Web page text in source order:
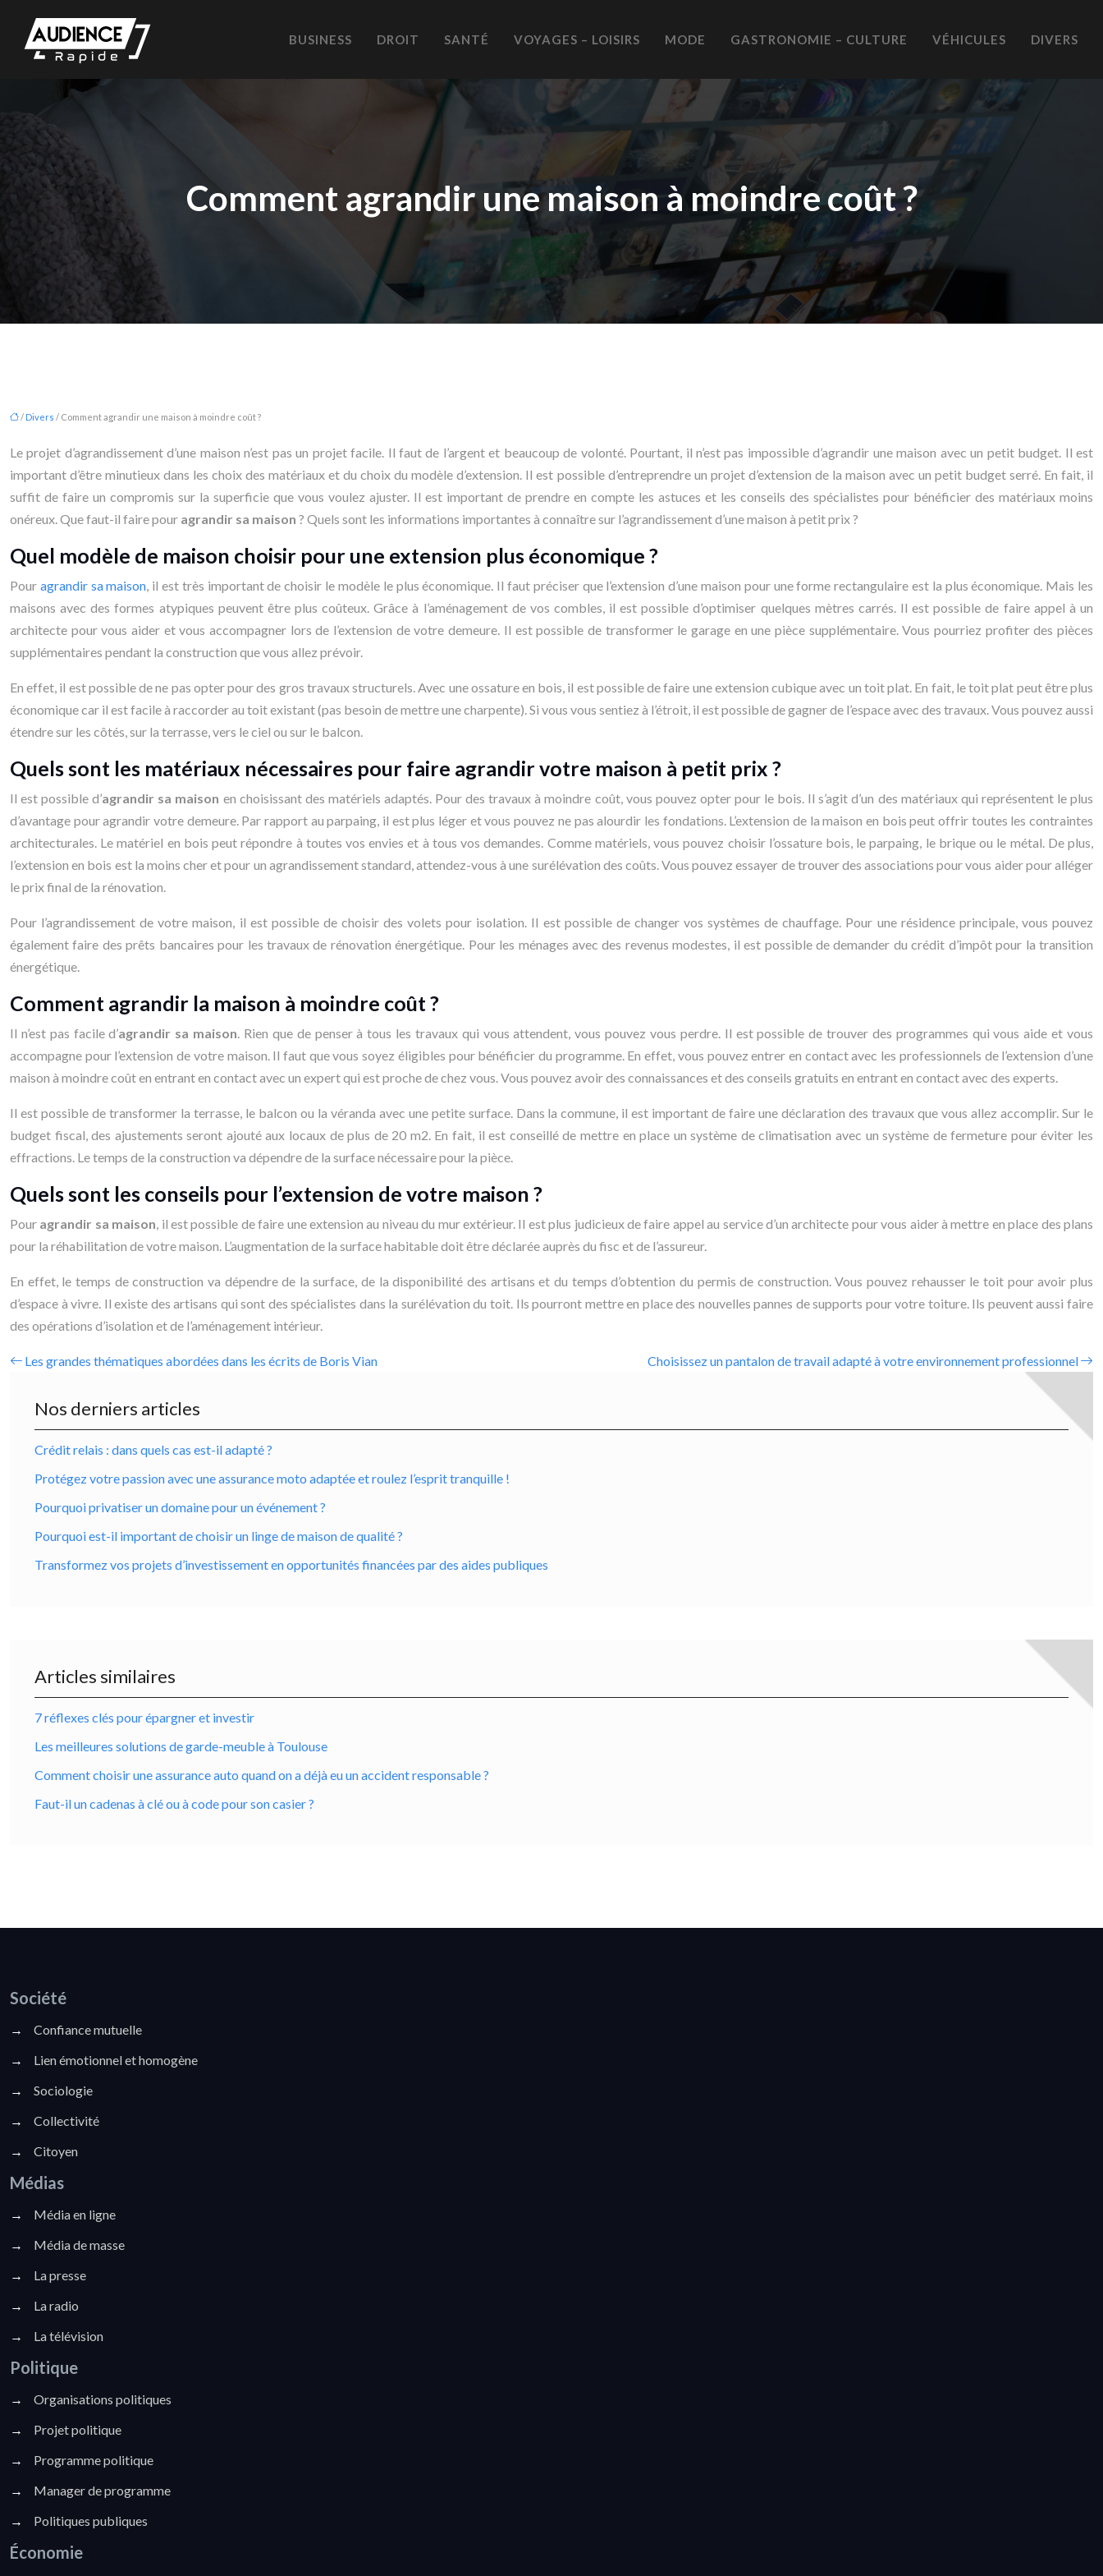
BUSINESS DROIT SANTÉ VOYAGES – LOISIRS MODE GASTRONOMIE – CULTURE VÉHICULES DIVERS
Comment agrandir une maison à moindre coût ?
/ Divers / Comment agrandir une maison à moindre coût ?
Le projet d’agrandissement d’une maison n’est pas un projet facile. Il faut de l’argent et beaucoup de volonté. Pourtant, il n’est pas impossible d’agrandir une maison avec un petit budget. Il est
important d’être minutieux dans les choix des matériaux et du choix du modèle d’extension. Il est possible d’entreprendre un projet d’extension de la maison avec un petit budget serré. En fait, il
suffit de faire un compromis sur la superficie que vous voulez ajuster. Il est important de prendre en compte les astuces et les conseils des spécialistes pour bénéficier des matériaux moins
onéreux. Que faut-il faire pour agrandir sa maison ? Quels sont les informations importantes à connaître sur l’agrandissement d’une maison à petit prix ?
Quel modèle de maison choisir pour une extension plus économique ?
Pour agrandir sa maison, il est très important de choisir le modèle le plus économique. Il faut préciser que l’extension d’une maison pour une forme rectangulaire est la plus économique. Mais les
maisons avec des formes atypiques peuvent être plus coûteux. Grâce à l’aménagement de vos combles, il est possible d’optimiser quelques mètres carrés. Il est possible de faire appel à un
architecte pour vous aider et vous accompagner lors de l’extension de votre demeure. Il est possible de transformer le garage en une pièce supplémentaire. Vous pourriez profiter des pièces
supplémentaires pendant la construction que vous allez prévoir.
En effet, il est possible de ne pas opter pour des gros travaux structurels. Avec une ossature en bois, il est possible de faire une extension cubique avec un toit plat. En fait, le toit plat peut être plus
économique car il est facile à raccorder au toit existant (pas besoin de mettre une charpente). Si vous vous sentiez à l’étroit, il est possible de gagner de l’espace avec des travaux. Vous pouvez aussi
étendre sur les côtés, sur la terrasse, vers le ciel ou sur le balcon.
Quels sont les matériaux nécessaires pour faire agrandir votre maison à petit prix ?
Il est possible d’agrandir sa maison en choisissant des matériels adaptés. Pour des travaux à moindre coût, vous pouvez opter pour le bois. Il s’agit d’un des matériaux qui représentent le plus
d’avantage pour agrandir votre demeure. Par rapport au parpaing, il est plus léger et vous pouvez ne pas alourdir les fondations. L’extension de la maison en bois peut offrir toutes les contraintes
architecturales. Le matériel en bois peut répondre à toutes vos envies et à tous vos demandes. Comme matériels, vous pouvez choisir l’ossature bois, le parpaing, le brique ou le métal. De plus,
l’extension en bois est la moins cher et pour un agrandissement standard, attendez-vous à une surélévation des coûts. Vous pouvez essayer de trouver des associations pour vous aider pour alléger
le prix final de la rénovation.
Pour l’agrandissement de votre maison, il est possible de choisir des volets pour isolation. Il est possible de changer vos systèmes de chauffage. Pour une résidence principale, vous pouvez
également faire des prêts bancaires pour les travaux de rénovation énergétique. Pour les ménages avec des revenus modestes, il est possible de demander du crédit d’impôt pour la transition
énergétique.
Comment agrandir la maison à moindre coût ?
Il n’est pas facile d’agrandir sa maison. Rien que de penser à tous les travaux qui vous attendent, vous pouvez vous perdre. Il est possible de trouver des programmes qui vous aide et vous
accompagne pour l’extension de votre maison. Il faut que vous soyez éligibles pour bénéficier du programme. En effet, vous pouvez entrer en contact avec les professionnels de l’extension d’une
maison à moindre coût en entrant en contact avec un expert qui est proche de chez vous. Vous pouvez avoir des connaissances et des conseils gratuits en entrant en contact avec des experts.
Il est possible de transformer la terrasse, le balcon ou la véranda avec une petite surface. Dans la commune, il est important de faire une déclaration des travaux que vous allez accomplir. Sur le
budget fiscal, des ajustements seront ajouté aux locaux de plus de 20 m2. En fait, il est conseillé de mettre en place un système de climatisation avec un système de fermeture pour éviter les
effractions. Le temps de la construction va dépendre de la surface nécessaire pour la pièce.
Quels sont les conseils pour l’extension de votre maison ?
Pour agrandir sa maison, il est possible de faire une extension au niveau du mur extérieur. Il est plus judicieux de faire appel au service d’un architecte pour vous aider à mettre en place des plans
pour la réhabilitation de votre maison. L’augmentation de la surface habitable doit être déclarée auprès du fisc et de l’assureur.
En effet, le temps de construction va dépendre de la surface, de la disponibilité des artisans et du temps d’obtention du permis de construction. Vous pouvez rehausser le toit pour avoir plus
d’espace à vivre. Il existe des artisans qui sont des spécialistes dans la surélévation du toit. Ils pourront mettre en place des nouvelles pannes de supports pour votre toiture. Ils peuvent aussi faire
des opérations d’isolation et de l’aménagement intérieur.
Les grandes thématiques abordées dans les écrits de Boris Vian Choisissez un pantalon de travail adapté à votre environnement professionnel
Nos derniers articles
Crédit relais : dans quels cas est-il adapté ?
Protégez votre passion avec une assurance moto adaptée et roulez l’esprit tranquille !
Pourquoi privatiser un domaine pour un événement ?
Pourquoi est-il important de choisir un linge de maison de qualité ?
Transformez vos projets d’investissement en opportunités financées par des aides publiques
Articles similaires
7 réflexes clés pour épargner et investir
Les meilleures solutions de garde-meuble à Toulouse
Comment choisir une assurance auto quand on a déjà eu un accident responsable ?
Faut-il un cadenas à clé ou à code pour son casier ?
Société
→
Confiance mutuelle
→
Lien émotionnel et homogène
→
Sociologie
→
Collectivité
→
Citoyen
Médias
→
Média en ligne
→
Média de masse
→
La presse
→
La radio
→
La télévision
Politique
→
Organisations politiques
→
Projet politique
→
Programme politique
→
Manager de programme
→
Politiques publiques
Économie